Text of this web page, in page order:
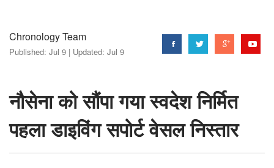
स्वदेश
निर्मित
डाइविंग
सपोर्ट
वेसल
निस्तार
Chronology Team
Published: Jul 9 | Updated: Jul 9
नौसेना को सौंपा गया स्वदेश निर्मित
पहला डाइविंग सपोर्ट वेसल निस्तार